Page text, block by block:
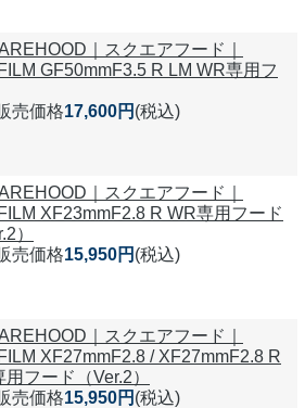
｜スクエアフード｜
GF50mmF3.5 R LM WR専用フ
売価格17,600円 (税込)
｜スクエアフード｜
XF23mmF2.8 R WR専用フード
）
売価格15,950円 (税込)
｜スクエアフード｜
XF27mmF2.8 / XF27mmF2.8 R
フード（Ver.2）
売価格15,950円 (税込)